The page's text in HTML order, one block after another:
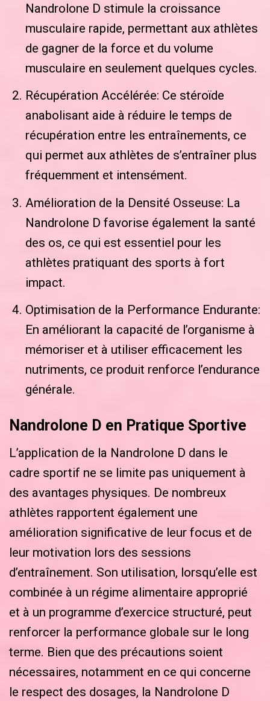
Nandrolone D stimule la croissance
musculaire rapide, permettant aux athlètes
de gagner de la force et du volume
musculaire en seulement quelques cycles.
Récupération Accélérée: Ce stéroïde
anabolisant aide à réduire le temps de
récupération entre les entraînements, ce
qui permet aux athlètes de s’entraîner plus
fréquemment et intensément.
Amélioration de la Densité Osseuse: La
Nandrolone D favorise également la santé
des os, ce qui est essentiel pour les
athlètes pratiquant des sports à fort
impact.
Optimisation de la Performance Endurante:
En améliorant la capacité de l’organisme à
mémoriser et à utiliser efficacement les
nutriments, ce produit renforce l’endurance
générale.
Nandrolone D en Pratique Sportive
L’application de la Nandrolone D dans le
cadre sportif ne se limite pas uniquement à
des avantages physiques. De nombreux
athlètes rapportent également une
amélioration significative de leur focus et de
leur motivation lors des sessions
d’entraînement. Son utilisation, lorsqu’elle est
combinée à un régime alimentaire approprié
et à un programme d’exercice structuré, peut
renforcer la performance globale sur le long
terme. Bien que des précautions soient
nécessaires, notamment en ce qui concerne
le respect des dosages, la Nandrolone D